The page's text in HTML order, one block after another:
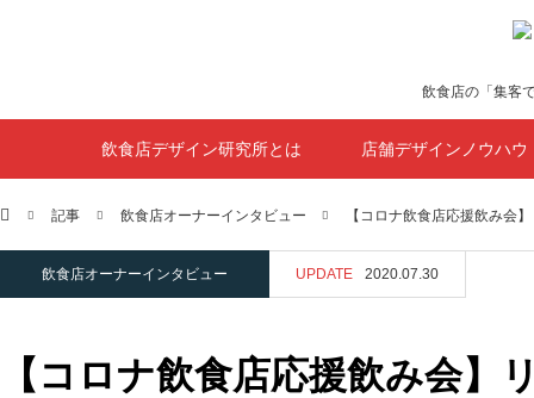
飲食店の「集客
飲食店デザイン研究所とは 店舗デザインノウハウ
ホーム記事 飲食店オーナーインタビュー 【コロナ飲食店応援飲み会
飲食店オーナーインタビュー UPDATE 2020.07.30
【コロナ飲食店応援飲み会